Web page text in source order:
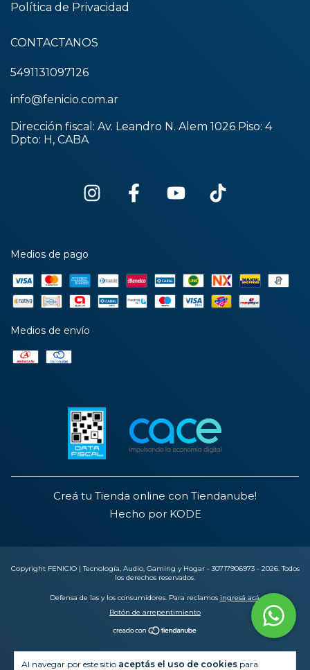
Al navegar por este sitio aceptás el uso de cookies para
Política de Privacidad
CONTACTANOS
5491131097126
info@fenicio.com.ar
Dirección fiscal: Av. Leandro N. Alem 1026 Piso: 4
Dpto: H, CABA
Medios de pago
Medios de envío
Creá tu Tienda online con Tiendanube!
Hecho por KODE
Copyright FENICIO | Tecnología, Audio, Gaming y Hogar - 30717906973 - 2026. Todos
los derechos reservados.
Defensa de las y los consumidores. Para reclamos ingresá acá.
Botón de arrepentimiento